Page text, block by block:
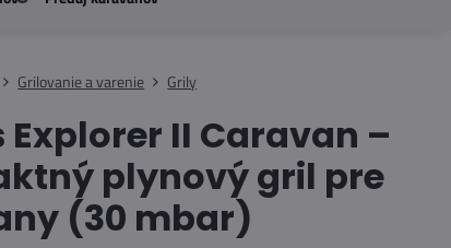
Grilovanie a varenie Grily
Explorer II Caravan –
plynový gril pre
(30 mbar)